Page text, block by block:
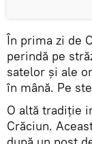
În prima zi de
perindă pe
satelor și ale
în mână. Pe
O altă tradiție
Crăciun.